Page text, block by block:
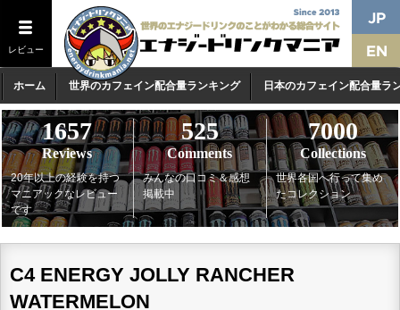
レビュー
ホーム 世界のカフェイン配合量ランキング 日本のカフェイン配合量ラ
1657
Reviews
20年以上の経験を持つ
マニアックなレビュー
です
525
Comments
みんなの口コミ＆感想
掲載中
7000
Collections
世界各国へ行って集め
たコレクション
C4 ENERGY JOLLY RANCHER
WATERMELON